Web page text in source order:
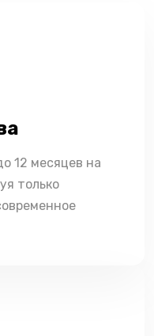
12 месяцев на
только